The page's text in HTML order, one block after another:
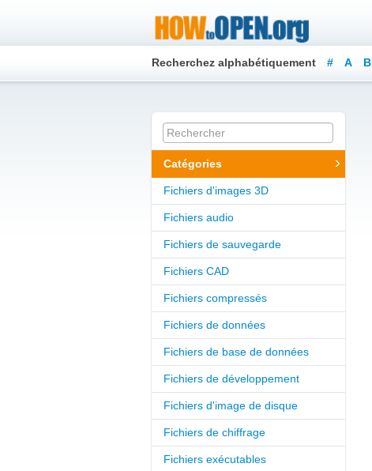
Recherchez alphabétiquement # A B
Catégories
Fichiers d'images 3D
Fichiers audio
Fichiers de sauvegarde
Fichiers CAD
Fichiers compressés
Fichiers de données
Fichiers de base de données
Fichiers de développement
Fichiers d'image de disque
Fichiers de chiffrage
Fichiers exécutables